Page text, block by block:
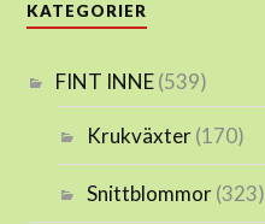
KATEGORIER
FINT INNE(539)
Krukväxter(170)
Snittblommor(323)